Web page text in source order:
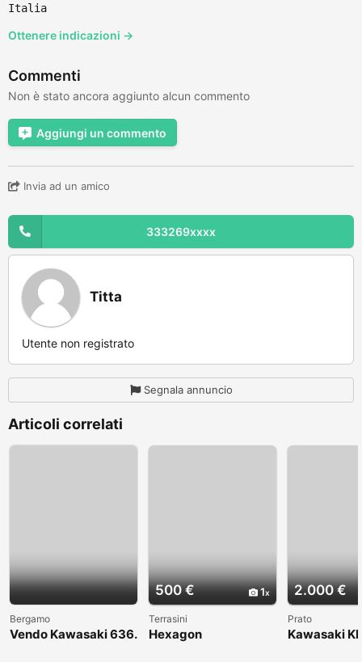
Italia
Ottenere indicazioni →
Commenti
Non è stato ancora aggiunto alcun commento
Aggiungi un commento
Invia ad un amico
333269xxxx
Titta
Utente non registrato
Segnala annuncio
Articoli correlati
Bergamo
Vendo Kawasaki 636.
500 € 1
Terrasini
Hexagon
2.000 €
Prato
Kawasaki